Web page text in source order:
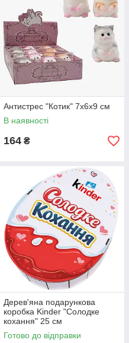
Антистрес "Котик" 7х6х9 см
В наявності
164 ₴
Дерев'яна подарункова
коробка Kinder "Солодке
кохання" 25 см
Готово до відправки